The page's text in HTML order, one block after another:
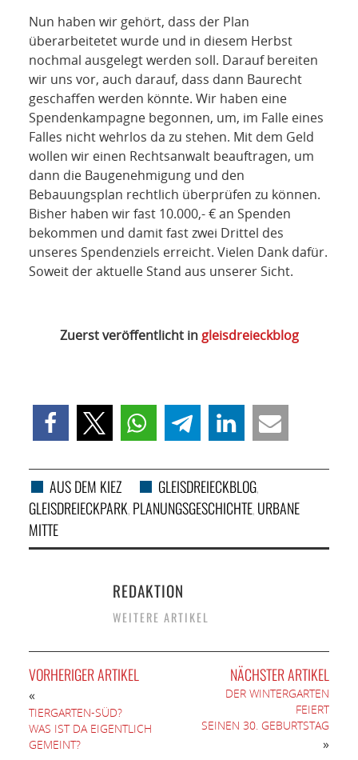
Nun haben wir gehört, dass der Plan
überarbeitetet wurde und in diesem Herbst
nochmal ausgelegt werden soll. Darauf bereiten
wir uns vor, auch darauf, dass dann Baurecht
geschaffen werden könnte. Wir haben eine
Spendenkampagne begonnen, um, im Falle eines
Falles nicht wehrlos da zu stehen. Mit dem Geld
wollen wir einen Rechtsanwalt beauftragen, um
dann die Baugenehmigung und den
Bebauungsplan rechtlich überprüfen zu können.
Bisher haben wir fast 10.000,- € an Spenden
bekommen und damit fast zwei Drittel des
unseres Spendenziels erreicht. Vielen Dank dafür.
Soweit der aktuelle Stand aus unserer Sicht.
Zuerst veröffentlicht ingleisdreieckblog
AUS DEM KIEZ GLEISDREIECKBLOG,
GLEISDREIECKPARK, PLANUNGSGESCHICHTE, URBANE
MITTE
REDAKTION
WEITERE ARTIKEL
VORHERIGER ARTIKEL
«
TIERGARTEN-SÜD?
WAS IST DA EIGENTLICH
GEMEINT?
NÄCHSTER ARTIKEL
DER WINTERGARTEN
FEIERT
SEINEN 30. GEBURTSTAG
»